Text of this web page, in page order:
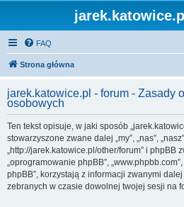
FAQ
Strona główna
jarek.katowice.pl - forum - Zasady
osobowych
Ten tekst opisuje, w jaki sposób
stowarzyszone zwane dalej „my”, „nas”,
„http://jarek.katowice.pl/other/forum” i phpBB
„oprogramowanie phpBB”, „www.phpbb.com”,
phpBB”, korzystają z informacji zwanymi
zebranych w czasie dowolnej twojej sesji na